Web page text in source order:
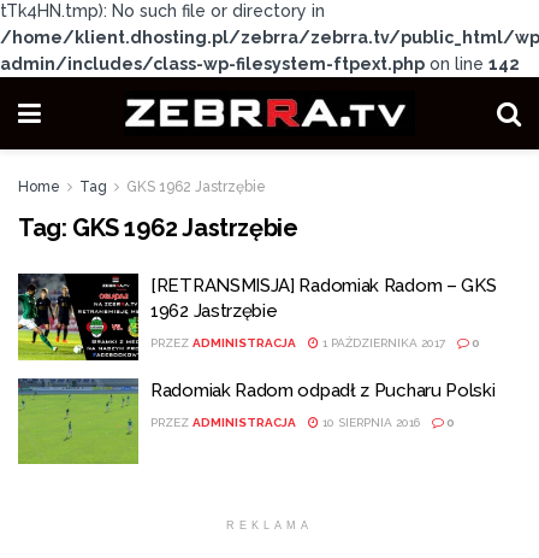
tTk4HN.tmp): No such file or directory in
/home/klient.dhosting.pl/zebrra/zebrra.tv/public_html/
admin/includes/class-wp-filesystem-ftpext.php on line 142
Home Tag GKS 1962 Jastrzębie
Tag: GKS 1962 Jastrzębie
[RETRANSMISJA] Radomiak Radom – GKS
1962 Jastrzębie
PRZEZ ADMINISTRACJA 1 PAŹDZIERNIKA 2017 0
Radomiak Radom odpadł z Pucharu Polski
PRZEZ ADMINISTRACJA 10 SIERPNIA 2016 0
REKLAMA